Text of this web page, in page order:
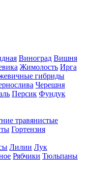
Виноград Вишня
Жимолость Ирга
гибриды
Черешня
Персик Фундук
травянистые
Гортензия
Лилии Лук
Рябчики Тюльпаны